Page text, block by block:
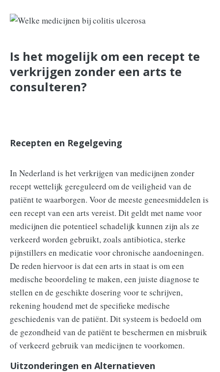
Is het mogelijk om een recept te
verkrijgen zonder een arts te
consulteren?
Recepten en Regelgeving
In Nederland is het verkrijgen van medicijnen zonder
recept wettelijk gereguleerd om de veiligheid van de
patiënt te waarborgen. Voor de meeste geneesmiddelen is
een recept van een arts vereist. Dit geldt met name voor
medicijnen die potentieel schadelijk kunnen zijn als ze
verkeerd worden gebruikt, zoals antibiotica, sterke
pijnstillers en medicatie voor chronische aandoeningen.
De reden hiervoor is dat een arts in staat is om een
medische beoordeling te maken, een juiste diagnose te
stellen en de geschikte dosering voor te schrijven,
rekening houdend met de specifieke medische
geschiedenis van de patiënt. Dit systeem is bedoeld om
de gezondheid van de patiënt te beschermen en misbruik
of verkeerd gebruik van medicijnen te voorkomen.
Uitzonderingen en Alternatieven